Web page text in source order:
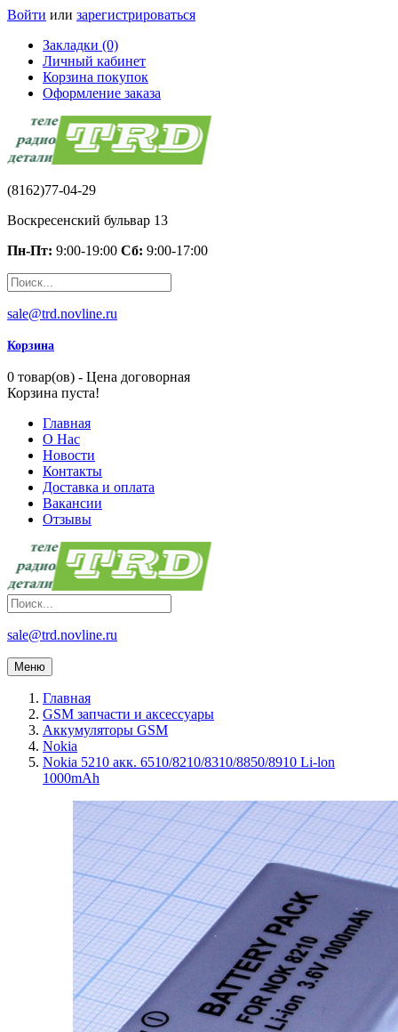
Войти или зарегистрироваться
Закладки (0)
Личный кабинет
Корзина покупок
Оформление заказа
(8162)77-04-29
Воскресенский бульвар 13
Пн-Пт: 9:00-19:00 Сб: 9:00-17:00
sale@trd.novline.ru
Корзина
0 товар(ов) - Цена договорная
Корзина пуста!
Главная
О Нас
Новости
Контакты
Доставка и оплата
Вакансии
Отзывы
sale@trd.novline.ru
Меню
Главная
GSM запчасти и аксессуары
Аккумуляторы GSM
Nokia
Nokia 5210 акк. 6510/8210/8310/8850/8910 Li-lon
1000mAh